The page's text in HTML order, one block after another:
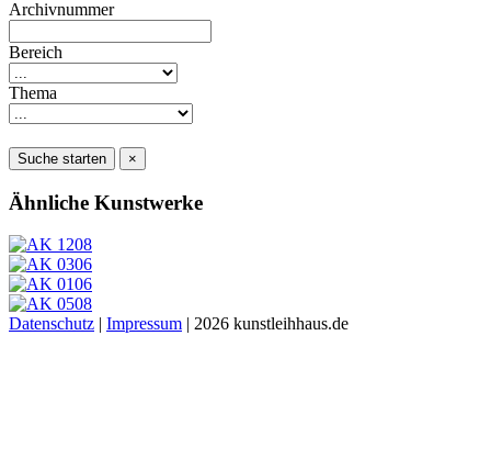
Archivnummer
Bereich
Thema
Suche starten ×
Ähnliche Kunstwerke
Datenschutz | Impressum | 2026 kunstleihhaus.de